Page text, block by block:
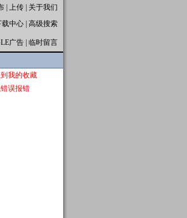
上传 关于我们
载中心 高级搜索
广告 临时留言
我的收藏
误报错